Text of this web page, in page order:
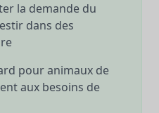
la demande du
dans des
pour animaux de
aux besoins de